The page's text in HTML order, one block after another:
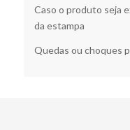
Caso o produto seja
da estampa
Quedas ou choques